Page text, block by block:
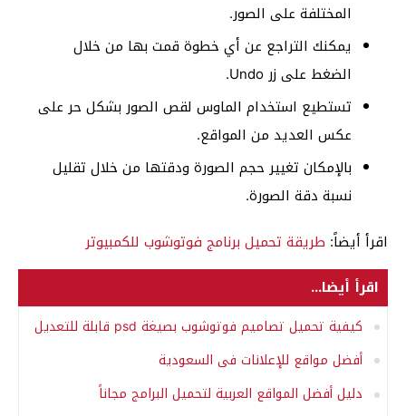
المختلفة على الصور.
يمكنك التراجع عن أي خطوة قمت بها من خلال
الضغط على زر Undo.
تستطيع استخدام الماوس لقص الصور بشكل حر على
عكس العديد من المواقع.
بالإمكان تغيير حجم الصورة ودقتها من خلال تقليل
نسبة دقة الصورة.
اقرأ أيضاً: طريقة تحميل برنامج فوتوشوب للكمبيوتر
اقرأ أيضا...
كيفية تحميل تصاميم فوتوشوب بصيغة psd قابلة للتعديل
أفضل مواقع للإعلانات فى السعودية
دليل أفضل المواقع العربية لتحميل البرامج مجاناً